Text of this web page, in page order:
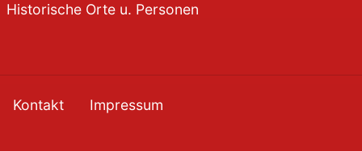
Historische Orte u. Personen
Kontakt Impressum